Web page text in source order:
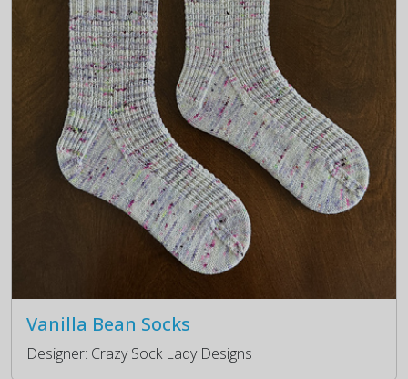
Vanilla Bean Socks
Designer: Crazy Sock Lady Designs